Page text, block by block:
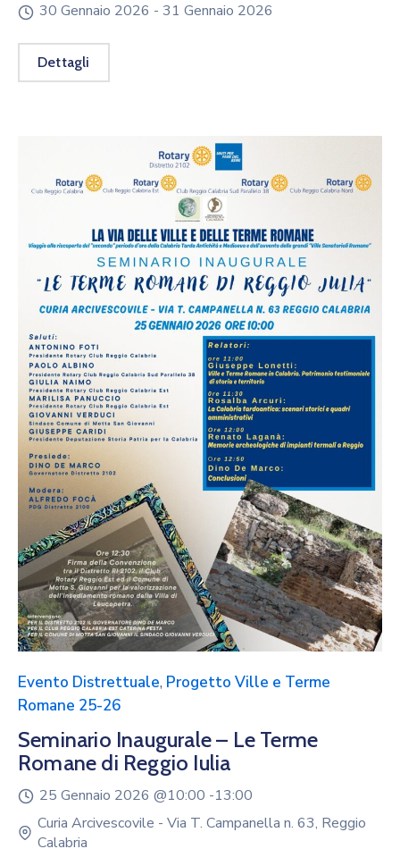
30 Gennaio 2026 - 31 Gennaio 2026
Dettagli
Evento Distrettuale, Progetto Ville e Terme
Romane 25-26
Seminario Inaugurale – Le Terme
Romane di Reggio Iulia
25 Gennaio 2026 @10:00 -13:00
Curia Arcivescovile - Via T. Campanella n. 63, Reggio
Calabria